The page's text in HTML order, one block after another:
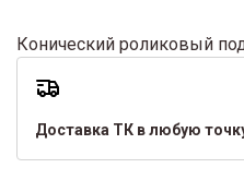
Конический роликовый
Доставка ТК в любую